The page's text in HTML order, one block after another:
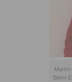
Martin
“Beim